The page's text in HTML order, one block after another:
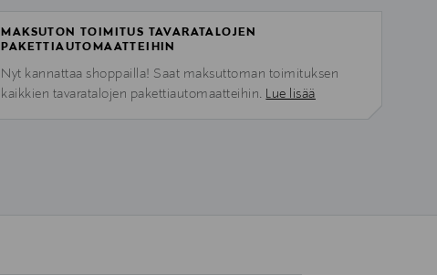
MAKSUTON TOIMITUS TAVARATALOJEN
PAKETTIAUTOMAATTEIHIN
Nyt kannattaa shoppailla! Saat maksuttoman toimituksen
kaikkien tavaratalojen pakettiautomaatteihin. Lue lisää